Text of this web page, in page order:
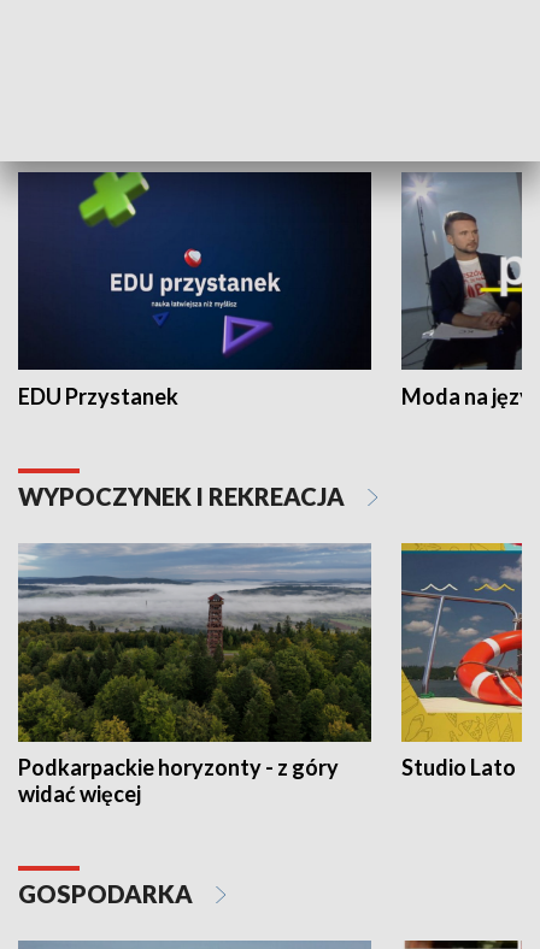
EDU Przystanek Moda na
WYPOCZYNEK I REKREACJA
Podkarpackie horyzonty - z góry
widać więcej
Studio Lato
GOSPODARKA